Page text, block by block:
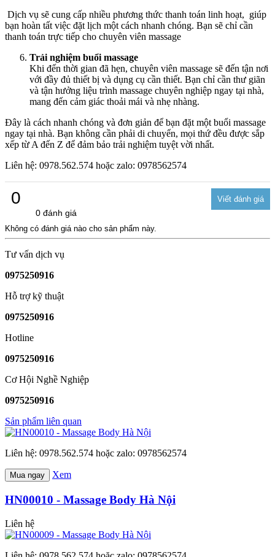
Dịch vụ sẽ cung cấp nhiều phương thức thanh toán linh hoạt, giúp
bạn hoàn tất việc đặt lịch một cách nhanh chóng. Bạn sẽ chỉ cần
thanh toán trực tiếp cho chuyên viên massage
Trải nghiệm buổi massage
Khi đến thời gian đã hẹn, chuyên viên massage sẽ đến tận nơi
với đầy đủ thiết bị và dụng cụ cần thiết. Bạn chỉ cần thư giãn
và tận hưởng liệu trình massage chuyên nghiệp ngay tại nhà,
mang đến cảm giác thoải mái và nhẹ nhàng.
Đây là cách nhanh chóng và đơn giản để bạn đặt một buổi massage
ngay tại nhà. Bạn không cần phải di chuyển, mọi thứ đều được sắp
xếp từ A đến Z để đảm bảo trải nghiệm tuyệt vời nhất.
Liên hệ: 0978.562.574 hoặc zalo: 0978562574
0
0 đánh giá
Không có đánh giá nào cho sản phẩm này.
Tư vấn dịch vụ
0975250916
Hỗ trợ kỹ thuật
0975250916
Hotline
0975250916
Cơ Hội Nghề Nghiệp
0975250916
Sản phẩm liên quan
Liên hệ: 0978.562.574 hoặc zalo: 0978562574
Mua ngay Xem
HN00010 - Massage Body Hà Nội
Liên hệ